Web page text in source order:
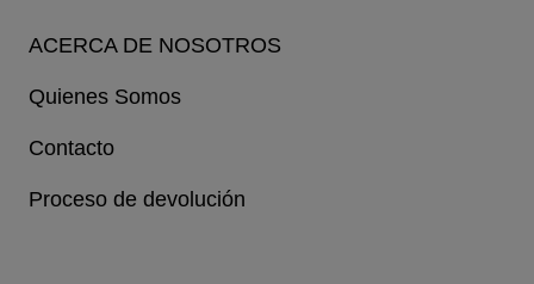
ACERCA DE NOSOTROS
Quienes Somos
Contacto
Proceso de devolución